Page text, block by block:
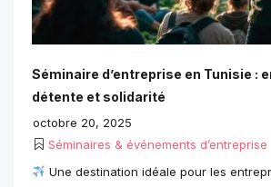
Séminaire d’entreprise en Tunisie :
détente et solidarité
octobre 20, 2025
Séminaires & événements d’entreprise
Une destination idéale pour les